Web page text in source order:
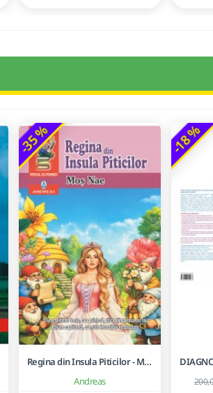
-35 %
Andreas
Regina din Insula Piticilor - Mos Nae
-18 %